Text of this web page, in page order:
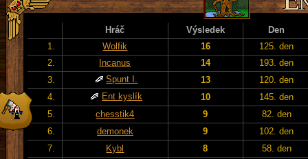
Hráč Výsledek
Den
1.
Wolfik 16
125. den
2.
Incanus 14
193. den
3.
Spunt I. 13
120. den
4.
Ent kyslík 10
145. den
5.
chesstik4 9
82. den
6.
demonek 9
102. den
7.
Kybl 8
58. den